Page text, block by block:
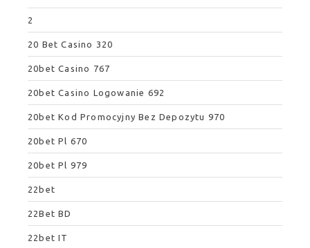
2
20 Bet Casino 320
20bet Casino 767
20bet Casino Logowanie 692
20bet Kod Promocyjny Bez Depozytu 970
20bet Pl 670
20bet Pl 979
22bet
22Bet BD
22bet IT